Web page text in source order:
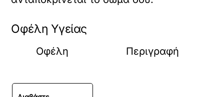
Οφέλη Υγείας
Οφέλη Περιγραφή